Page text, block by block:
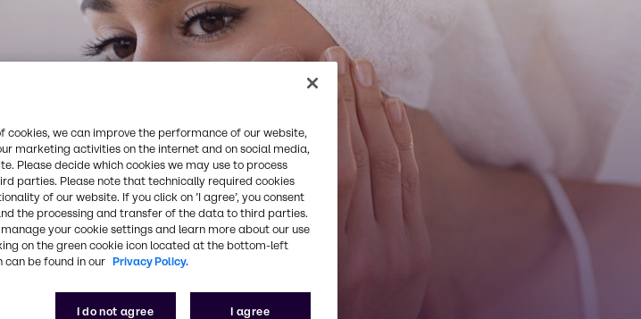
et notre service exceptionnel
cookies, we can improve the performance of our website,
marketing activities on the internet and on social media,
Please decide which cookies we may use to process
parties. Please note that technically required cookies
of our website. If you click on ’I agree’, you consent
the processing and transfer of the data to third parties.
your cookie settings and learn more about our use
on the green cookie icon located at the bottom-left
be found in our Privacy Policy.
I do not agree I agree